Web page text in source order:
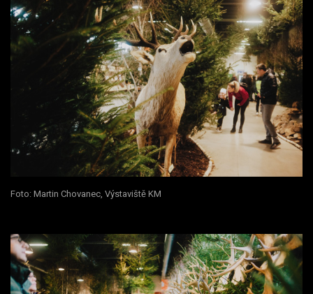
Foto: Martin Chovanec, Výstaviště KM